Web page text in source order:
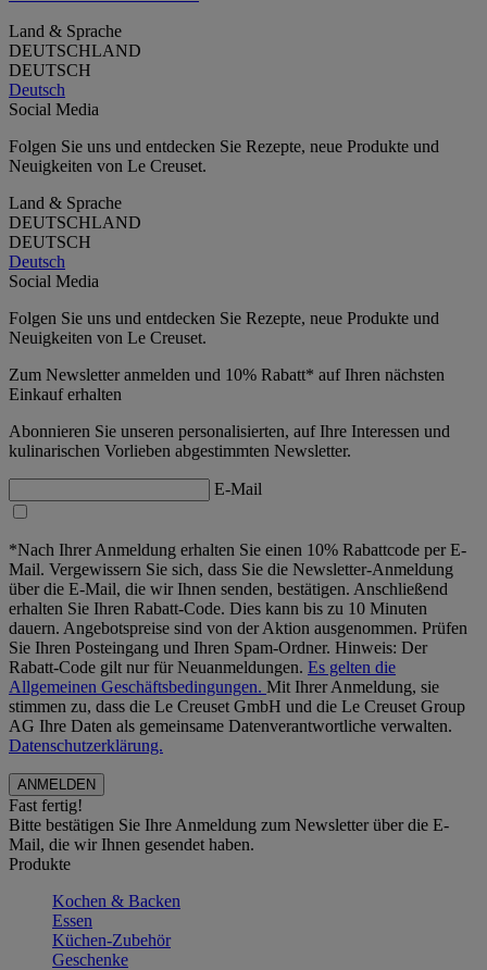
Land & Sprache
DEUTSCHLAND
DEUTSCH
Deutsch
Social Media
Folgen Sie uns und entdecken Sie Rezepte, neue Produkte und
Neuigkeiten von Le Creuset.
Land & Sprache
DEUTSCHLAND
DEUTSCH
Deutsch
Social Media
Folgen Sie uns und entdecken Sie Rezepte, neue Produkte und
Neuigkeiten von Le Creuset.
Zum Newsletter anmelden und 10% Rabatt* auf Ihren nächsten
Einkauf erhalten
Abonnieren Sie unseren personalisierten, auf Ihre Interessen und
kulinarischen Vorlieben abgestimmten Newsletter.
E-Mail
*Nach Ihrer Anmeldung erhalten Sie einen 10% Rabattcode per E-
Mail. Vergewissern Sie sich, dass Sie die Newsletter-Anmeldung
über die E-Mail, die wir Ihnen senden, bestätigen. Anschließend
erhalten Sie Ihren Rabatt-Code. Dies kann bis zu 10 Minuten
dauern. Angebotspreise sind von der Aktion ausgenommen. Prüfen
Sie Ihren Posteingang und Ihren Spam-Ordner. Hinweis: Der
Rabatt-Code gilt nur für Neuanmeldungen. Es gelten die
Allgemeinen Geschäftsbedingungen. Mit Ihrer Anmeldung, sie
stimmen zu, dass die Le Creuset GmbH und die Le Creuset Group
AG Ihre Daten als gemeinsame Datenverantwortliche verwalten.
Datenschutzerklärung.
Fast fertig!
Bitte bestätigen Sie Ihre Anmeldung zum Newsletter über die E-
Mail, die wir Ihnen gesendet haben.
Produkte
Kochen & Backen
Essen
Küchen-Zubehör
Geschenke